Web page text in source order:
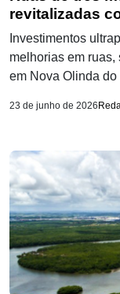
revitalizadas
Investimentos
melhorias em ruas,
em Nova Olinda
23 de junho de 2026